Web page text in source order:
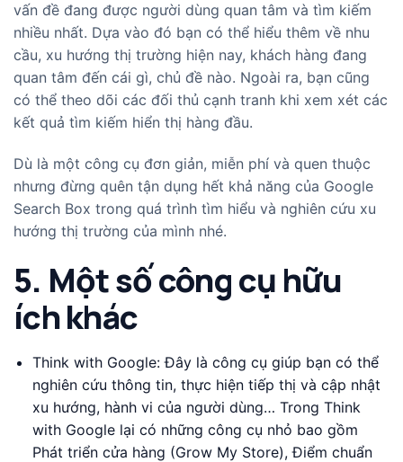
vấn đề đang được người dùng quan tâm và tìm kiếm
nhiều nhất. Dựa vào đó bạn có thể hiểu thêm về nhu
cầu, xu hướng thị trường hiện nay, khách hàng đang
quan tâm đến cái gì, chủ đề nào. Ngoài ra, bạn cũng
có thể theo dõi các đối thủ cạnh tranh khi xem xét các
kết quả tìm kiếm hiển thị hàng đầu.
Dù là một công cụ đơn giản, miễn phí và quen thuộc
nhưng đừng quên tận dụng hết khả năng của Google
Search Box trong quá trình tìm hiểu và nghiên cứu xu
hướng thị trường của mình nhé.
5. Một số công cụ hữu
ích khác
Think with Google: Đây là công cụ giúp bạn có thể
nghiên cứu thông tin, thực hiện tiếp thị và cập nhật
xu hướng, hành vi của người dùng… Trong Think
with Google lại có những công cụ nhỏ bao gồm
Phát triển cửa hàng (Grow My Store), Điểm chuẩn